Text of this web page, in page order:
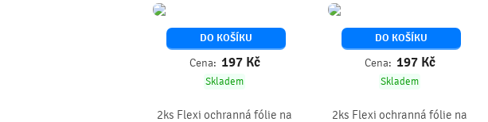
DO KOŠÍKU
Cena: 197 Kč
Skladem
DO KOŠÍKU
Cena: 197 Kč
Skladem
2ks Flexi ochranná fólie na
2ks Flexi ochranná fólie na